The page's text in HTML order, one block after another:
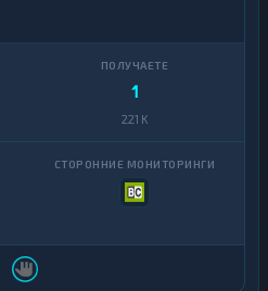
1
221 K